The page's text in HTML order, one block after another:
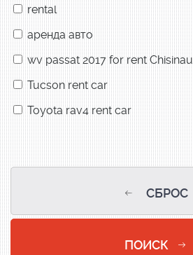
rental
аренда авто
wv passat 2017 for rent Chisinau
Tucson rent car
Toyota rav4 rent car
СБРОС
ПОИСК